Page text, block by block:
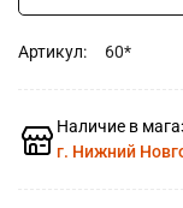
Артикул: 60*
Наличие в
г. Нижний